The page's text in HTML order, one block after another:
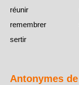
réunir
remembrer
sertir
Antonymes de